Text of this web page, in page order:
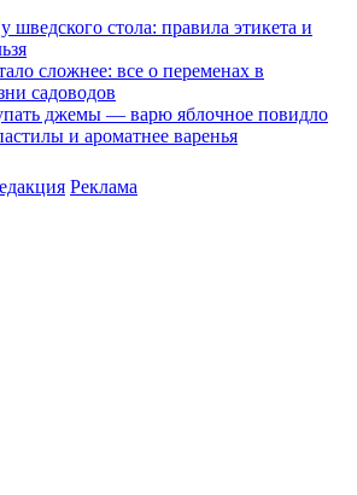
шведского стола: правила этикета и
сложнее: все о переменах в
садоводов
джемы — варю яблочное повидло
и ароматнее варенья
Реклама